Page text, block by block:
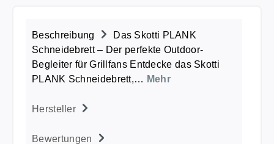
Beschreibung
Das Skotti PLANK
Schneidebrett – Der perfekte Outdoor-
Begleiter für Grillfans Entdecke das Skotti
PLANK Schneidebrett,… Mehr
Hersteller
Bewertungen